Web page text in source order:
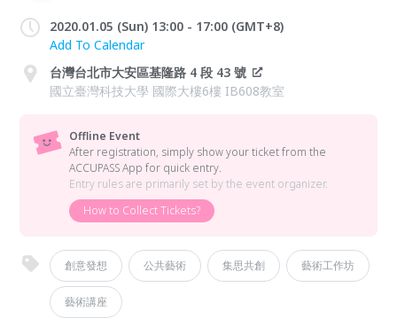
2020.01.05 (Sun) 13:00 - 17:00 (GMT+8)
Add To Calendar
台灣台北市大安區基隆路 4 段 43 號
國立臺灣科技大學 國際大樓6樓 IB608教室
Offline Event
After registration, simply show your ticket from the
ACCUPASS App for quick entry.
Entry rules are primarily set by the event organizer.
How to Collect Tickets?
創意發想 公共藝術 集思共創 藝術工作坊
藝術講座